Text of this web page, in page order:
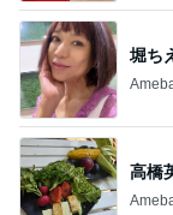
堀ち
高橋